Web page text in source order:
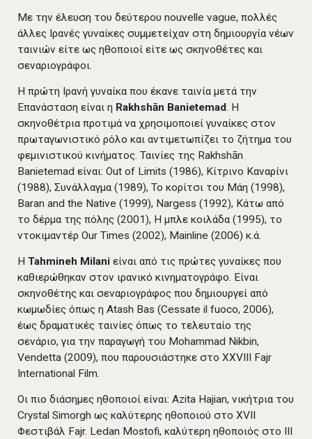
Με την έλευση του δεύτερου nouvelle vague, πολλές
άλλες Ιρανές γυναίκες συμμετείχαν στη δημιουργία νέων
ταινιών είτε ως ηθοποιοί είτε ως σκηνοθέτες και
σεναριογράφοι.
Η πρώτη Ιρανή γυναίκα που έκανε ταινία μετά την
Επανάσταση είναι η Rakhshān Banietemad. Η
σκηνοθέτρια προτιμά να χρησιμοποιεί γυναίκες στον
πρωταγωνιστικό ρόλο και αντιμετωπίζει το ζήτημα του
φεμινιστικού κινήματος. Ταινίες της Rakhshān
Banietemad είναι: Out of Limits (1986), Κίτρινο Καναρίνι
(1988), Συνάλλαγμα (1989), Το κορίτσι του Μάη (1998),
Baran and the Native (1999), Nargess (1992), Κάτω από
το δέρμα της πόλης (2001), Η μπλε κοιλάδα (1995), το
ντοκιμαντέρ Our Times (2002), Mainline (2006) κ.ά.
Η Tahmineh Milani είναι από τις πρώτες γυναίκες που
καθιερώθηκαν στον ιρανικό κινηματογράφο. Είναι
σκηνοθέτης και σεναριογράφος που δημιουργεί από
κωμωδίες όπως η Atash Bas (Cessate il fuoco, 2006),
έως δραματικές ταινίες όπως το τελευταίο της
σενάριο, για την παραγωγή του Mohammad Nikbin,
Vendetta (2009), που παρουσιάστηκε στο XXVIII Fajr
International Film.
Οι πιο διάσημες ηθοποιοί είναι: Azita Hajian, νικήτρια του
Crystal Simorgh ως καλύτερης ηθοποιού στο XVII
Φεστιβάλ Fajr. Ledan Mostofi, καλύτερη ηθοποιός στο III